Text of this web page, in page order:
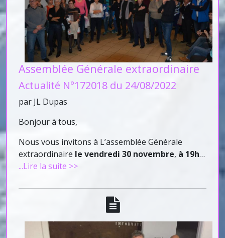
Assemblée Générale extraordinaire
Actualité N°172018 du 24/08/2022
par JL Dupas
Bonjour à tous,
Nous vous invitons à L’assemblée Générale
extraordinaire le vendredi 30 novembre, à 19h…
...Lire la suite >>